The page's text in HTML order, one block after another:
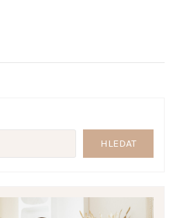
HLEDAT